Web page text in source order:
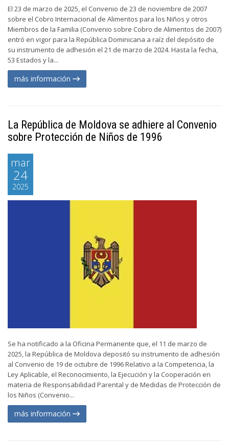
El 23 de marzo de 2025, el Convenio de 23 de noviembre de 2007
sobre el Cobro Internacional de Alimentos para los Niños y otros
Miembros de la Familia (Convenio sobre Cobro de Alimentos de 2007)
entró en vigor para la República Dominicana a raíz del depósito de
su instrumento de adhesión el 21 de marzo de 2024. Hasta la fecha,
53 Estados y la...
más información
La República de Moldova se adhiere al Convenio
sobre Protección de Niños de 1996
mar
24
2025
Se ha notificado a la Oficina Permanente que, el 11 de marzo de
2025, la República de Moldova depositó su instrumento de adhesión
al Convenio de 19 de octubre de 1996 Relativo a la Competencia, la
Ley Aplicable, el Reconocimiento, la Ejecución y la Cooperación en
materia de Responsabilidad Parental y de Medidas de Protección de
los Niños (Convenio...
más información